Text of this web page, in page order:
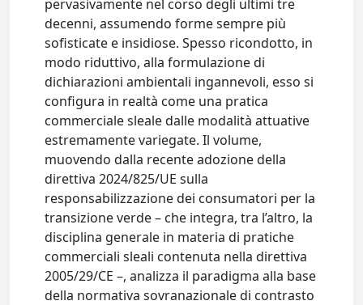
pervasivamente nel corso degli ultimi tre
decenni, assumendo forme sempre più
sofisticate e insidiose. Spesso ricondotto, in
modo riduttivo, alla formulazione di
dichiarazioni ambientali ingannevoli, esso si
configura in realtà come una pratica
commerciale sleale dalle modalità attuative
estremamente variegate. Il volume,
muovendo dalla recente adozione della
direttiva 2024/825/UE sulla
responsabilizzazione dei consumatori per la
transizione verde – che integra, tra l’altro, la
disciplina generale in materia di pratiche
commerciali sleali contenuta nella direttiva
2005/29/CE –, analizza il paradigma alla base
della normativa sovranazionale di contrasto